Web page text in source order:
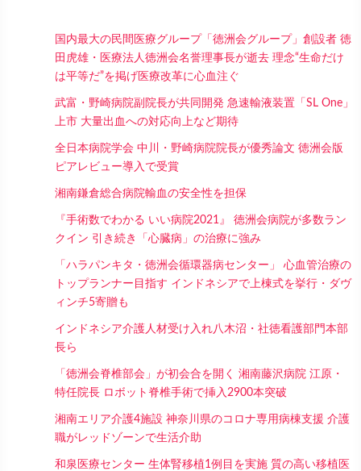
国内最大の民間医療グループ「徳洲会グループ」創設者 徳
田虎雄・医療法人徳洲会名誉理事長が逝去 理念“生命だけ
は平等だ”を掲げ医療改革に心血注ぐ
武富・野崎病院副院長が共同開発 急速輸液装置「SL One」
上市 大量出血への対応向上など期待
全日本病院学会 中川・野崎病院院長が優秀論文 徳洲会版
ピアレビュー導入で受賞
湘南鎌倉総合病院輸血の安全性を担保
『手術数でわかる いい病院2021』 徳洲会病院が多数ラン
クイン 引き続き「心臓病」の治療に強み
「ハラパンキタ・徳洲会循環器病センター」 心血管治療の
トップランナー目指す インドネシアで上棟式を挙行・ダヴ
ィンチ5寄贈も
インドネシア介護人材受け入れ八木沼・社徳看護部門本部
長ら
「徳洲会脊椎部会」が初会合を開く 湘南藤沢病院 江原・
特任院長 ロボット脊椎手術で挿入2900本突破
湘南エリア介護4施設 神奈川県のコロナ専用病棟支援 介護
職がレッドゾーンで生活介助
和泉医療センター 生体腎移植1例目を実施 質の高い移植医